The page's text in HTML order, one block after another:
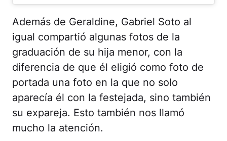
Además de Geraldine, Gabriel Soto al
igual compartió algunas fotos de la
graduación de su hija menor, con la
diferencia de que él eligió como foto de
portada una foto en la que no solo
aparecía él con la festejada, sino también
su expareja. Esto también nos llamó
mucho la atención.